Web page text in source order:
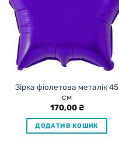
Зірка фіолетова металік 45
см
170,00₴
ДОДАТИ В КОШИК